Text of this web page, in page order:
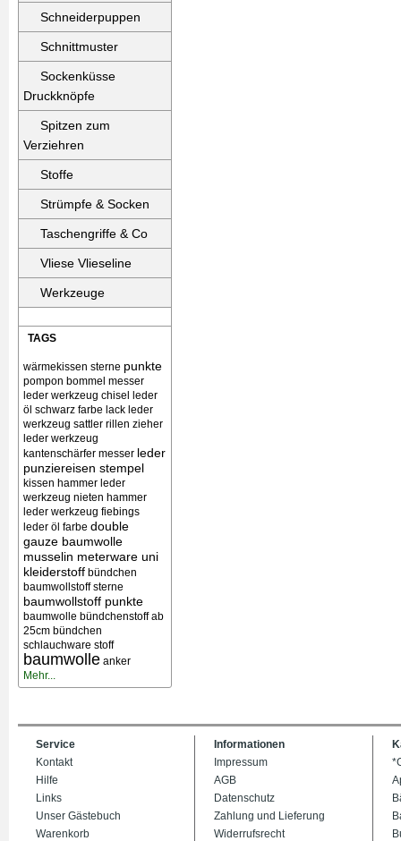
Schneiderpuppen
Schnittmuster
Sockenküsse
Druckknöpfe
Spitzen zum
Verziehren
Stoffe
Strümpfe & Socken
Taschengriffe & Co
Vliese Vlieseline
Werkzeuge
TAGS
wärmekissen sterne punkte
pompon bommel messer
leder werkzeug chisel
leder
öl schwarz farbe lack leder
werkzeug sattler rillen zieher
leder werkzeug
kantenschärfer messer leder
punziereisen stempel
kissen hammer leder
werkzeug nieten hammer
leder werkzeug fiebings
leder öl farbe double
gauze baumwolle
musselin meterware uni
kleiderstoff bündchen
baumwollstoff sterne
baumwollstoff punkte
baumwolle bündchenstoff ab
25cm bündchen
schlauchware stoff
baumwolle anker
Mehr...
Service
Kontakt
Hilfe
Links
Unser Gästebuch
Warenkorb
Informationen
Impressum
AGB
Datenschutz
Zahlung und Lieferung
Widerrufsrecht